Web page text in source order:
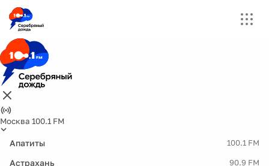
Москва 100.1 FM
Апатиты 100.1 FM
Астрахань 90.9 FM